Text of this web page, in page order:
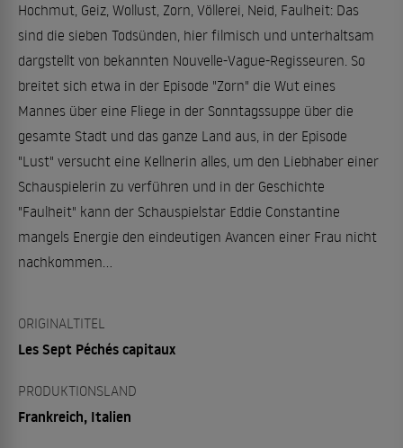
Hochmut, Geiz, Wollust, Zorn, Völlerei, Neid, Faulheit: Das
sind die sieben Todsünden, hier filmisch und unterhaltsam
dargstellt von bekannten Nouvelle-Vague-Regisseuren. So
breitet sich etwa in der Episode "Zorn" die Wut eines
Mannes über eine Fliege in der Sonntagssuppe über die
gesamte Stadt und das ganze Land aus, in der Episode
"Lust" versucht eine Kellnerin alles, um den Liebhaber einer
Schauspielerin zu verführen und in der Geschichte
"Faulheit" kann der Schauspielstar Eddie Constantine
mangels Energie den eindeutigen Avancen einer Frau nicht
nachkommen...
ORIGINALTITEL
Les Sept Péchés capitaux
PRODUKTIONSLAND
Frankreich, Italien